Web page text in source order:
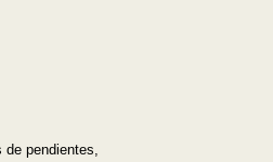
pendientes,